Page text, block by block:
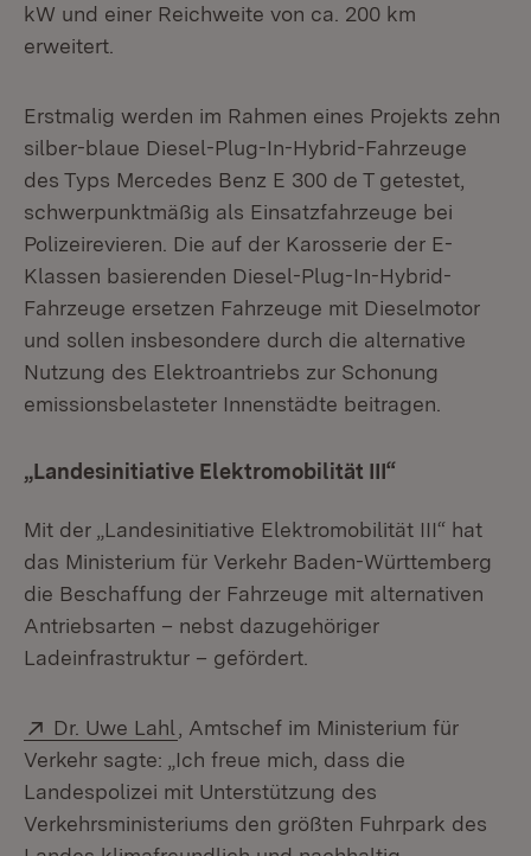
kW und einer Reichweite von ca. 200 km
erweitert.
Erstmalig werden im Rahmen eines Projekts zehn
silber-blaue Diesel-Plug-In-Hybrid-Fahrzeuge
des Typs Mercedes Benz E 300 de T getestet,
schwerpunktmäßig als Einsatzfahrzeuge bei
Polizeirevieren. Die auf der Karosserie der E-
Klassen basierenden Diesel-Plug-In-Hybrid-
Fahrzeuge ersetzen Fahrzeuge mit Dieselmotor
und sollen insbesondere durch die alternative
Nutzung des Elektroantriebs zur Schonung
emissionsbelasteter Innenstädte beitragen.
„Landesinitiative Elektromobilität III“
Mit der „Landesinitiative Elektromobilität III“ hat
das Ministerium für Verkehr Baden-Württemberg
die Beschaffung der Fahrzeuge mit alternativen
Antriebsarten – nebst dazugehöriger
Ladeinfrastruktur – gefördert.
Extern:
Dr. Uwe Lahl (Öffnet in neuem Fenster)
, Amtschef im Ministerium für
Verkehr sagte: „Ich freue mich, dass die
Landespolizei mit Unterstützung des
Verkehrsministeriums den größten Fuhrpark des